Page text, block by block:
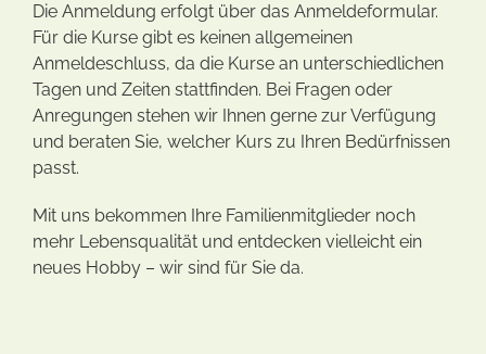
Die Anmeldung erfolgt über das Anmeldeformular.
Für die Kurse gibt es keinen allgemeinen
Anmeldeschluss, da die Kurse an unterschiedlichen
Tagen und Zeiten stattfinden. Bei Fragen oder
Anregungen stehen wir Ihnen gerne zur Verfügung
und beraten Sie, welcher Kurs zu Ihren Bedürfnissen
passt.
Mit uns bekommen Ihre Familienmitglieder noch
mehr Lebensqualität und entdecken vielleicht ein
neues Hobby – wir sind für Sie da.